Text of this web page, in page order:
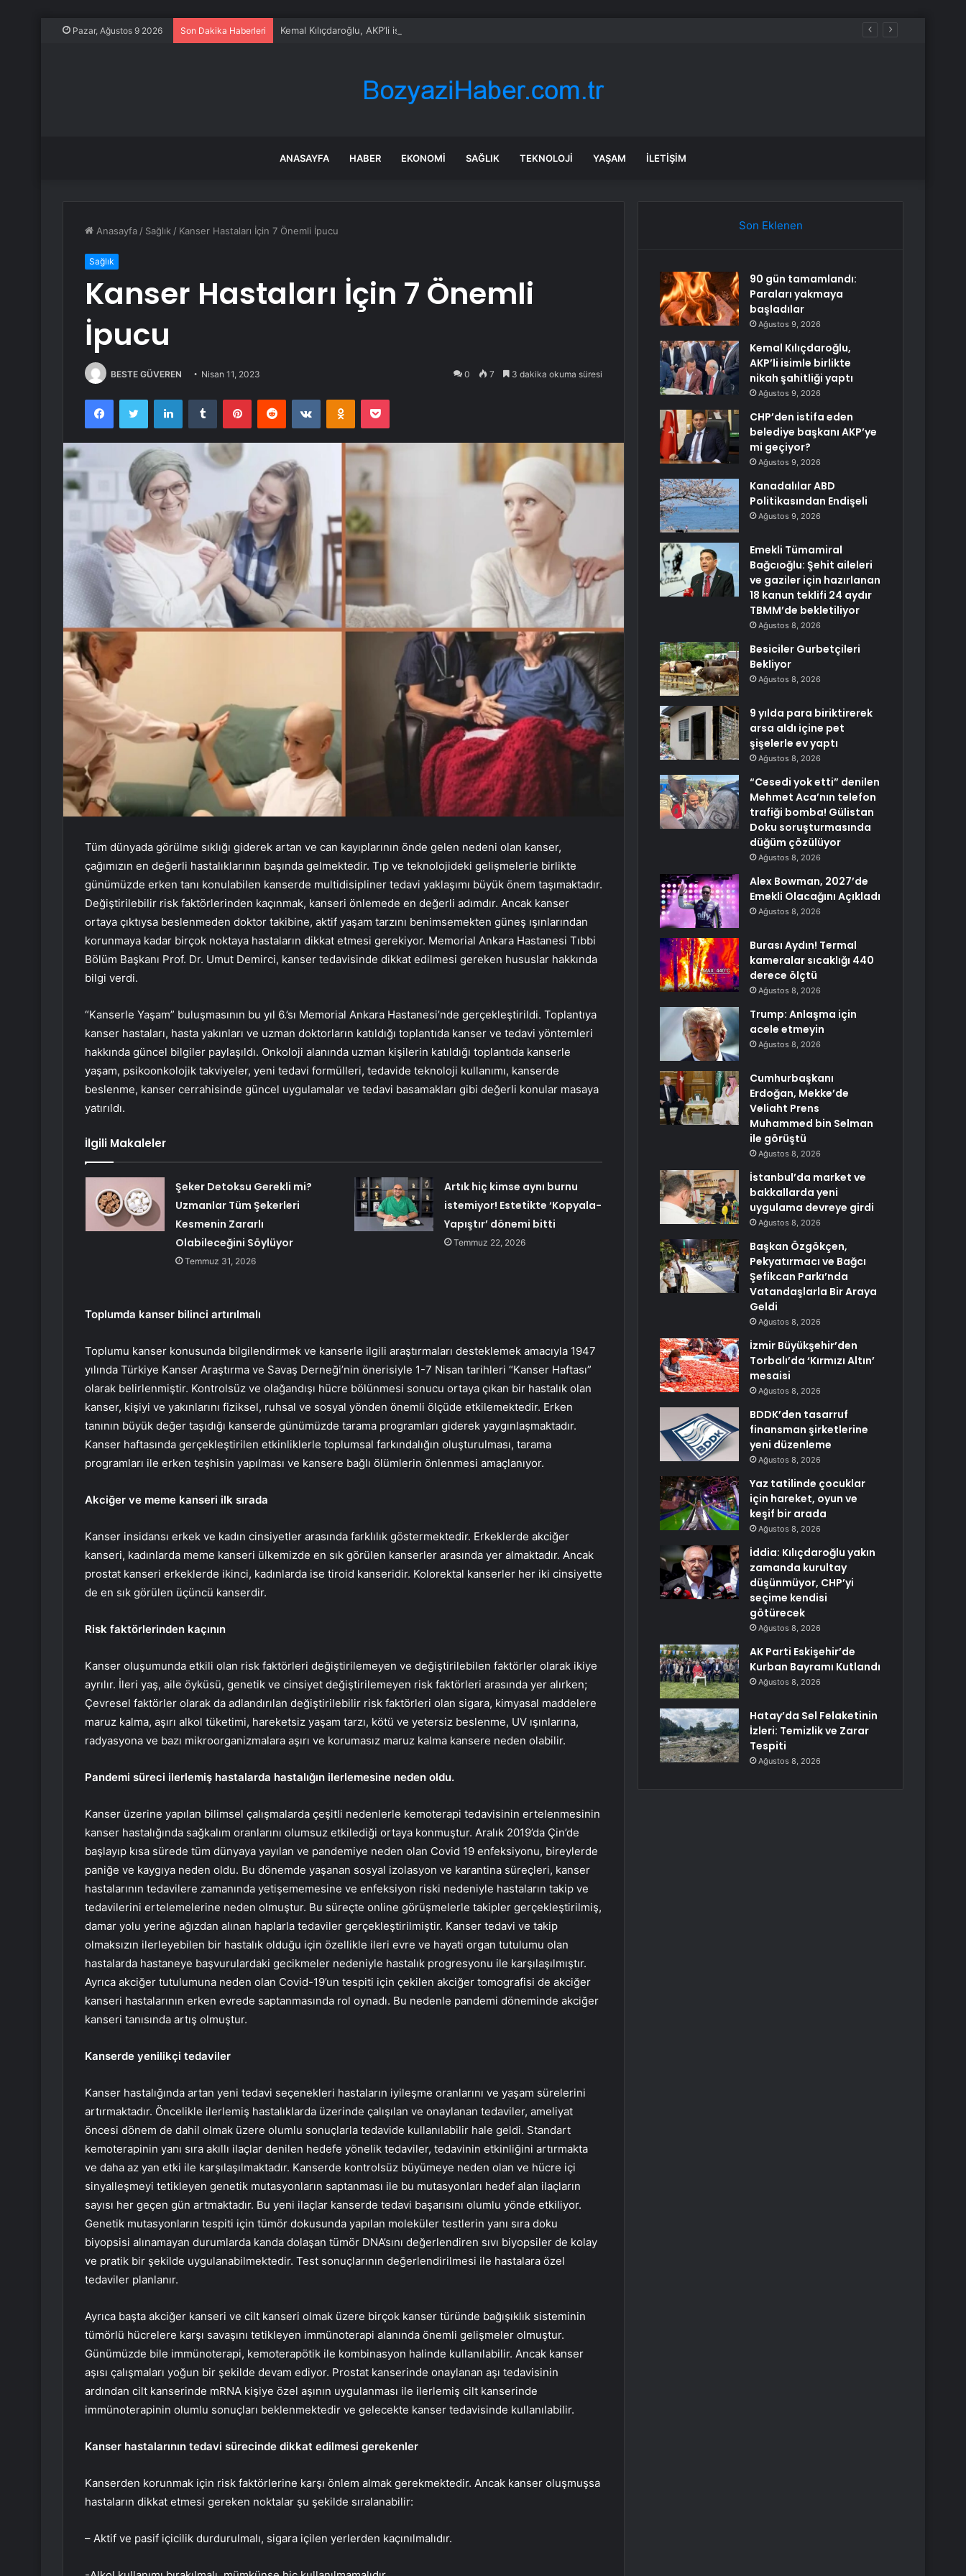
Pazar, Ağustos 9 2026 Son Dakika Haberleri Kemal Kılıçdaroğlu, AKP’li isimle birlikte nikah şahitliği yaptı
ANASAYFA HABER EKONOMI SAĞLIK TEKNOLOJI YAŞAM İLETIŞIM
Anasayfa / Sağlık / Kanser Hastaları İçin 7 Önemli İpucu
Sağlık
Kanser Hastaları İçin 7 Önemli
İpucu
BESTE GÜVEREN Nisan 11, 2023 0 7 3 dakika okuma süresi
FacebookTwitter LinkedInTumblr PinterestReddit VKontakteOdnoklassniki
Pocket
Tüm dünyada görülme sıklığı giderek artan ve can kayıplarının önde gelen nedeni olan kanser,
çağımızın en değerli hastalıklarının başında gelmektedir. Tıp ve teknolojideki gelişmelerle birlikte
günümüzde erken tanı konulabilen kanserde multidisipliner tedavi yaklaşımı büyük önem taşımaktadır.
Değiştirilebilir risk faktörlerinden kaçınmak, kanseri önlemede en değerli adımdır. Ancak kanser
ortaya çıktıysa beslenmeden doktor takibine, aktif yaşam tarzını benimsemekten güneş ışınlarından
korunmaya kadar birçok noktaya hastaların dikkat etmesi gerekiyor. Memorial Ankara Hastanesi Tıbbi
Bölüm Başkanı Prof. Dr. Umut Demirci, kanser tedavisinde dikkat edilmesi gereken hususlar hakkında
bilgi verdi.
“Kanserle Yaşam” buluşmasının bu yıl 6.’sı Memorial Ankara Hastanesi’nde gerçekleştirildi. Toplantıya
kanser hastaları, hasta yakınları ve uzman doktorların katıldığı toplantıda kanser ve tedavi yöntemleri
hakkında güncel bilgiler paylaşıldı. Onkoloji alanında uzman kişilerin katıldığı toplantıda kanserle
yaşam, psikoonkolojik takviyeler, yeni tedavi formülleri, tedavide teknoloji kullanımı, kanserde
beslenme, kanser cerrahisinde güncel uygulamalar ve tedavi basamakları gibi değerli konular masaya
yatırıldı.
İlgili Makaleler
Şeker Detoksu Gerekli mi?
Uzmanlar Tüm Şekerleri
Kesmenin Zararlı
Olabileceğini Söylüyor
Temmuz 31, 2026
Artık hiç kimse aynı burnu
istemiyor! Estetikte ‘Kopyala-
Yapıştır’ dönemi bitti
Temmuz 22, 2026
Toplumda kanser bilinci artırılmalı
Toplumu kanser konusunda bilgilendirmek ve kanserle ilgili araştırmaları desteklemek amacıyla 1947
yılında Türkiye Kanser Araştırma ve Savaş Derneği’nin önerisiyle 1-7 Nisan tarihleri ​​“Kanser Haftası”
olarak belirlenmiştir. Kontrolsüz ve olağandışı hücre bölünmesi sonucu ortaya çıkan bir hastalık olan
kanser, kişiyi ve yakınlarını fiziksel, ruhsal ve sosyal yönden önemli ölçüde etkilemektedir. Erken
tanının büyük değer taşıdığı kanserde günümüzde tarama programları giderek yaygınlaşmaktadır.
Kanser haftasında gerçekleştirilen etkinliklerle toplumsal farkındalığın oluşturulması, tarama
programları ile erken teşhisin yapılması ve kansere bağlı ölümlerin önlenmesi amaçlanıyor.
Akciğer ve meme kanseri ilk sırada
Kanser insidansı erkek ve kadın cinsiyetler arasında farklılık göstermektedir. Erkeklerde akciğer
kanseri, kadınlarda meme kanseri ülkemizde en sık görülen kanserler arasında yer almaktadır. Ancak
prostat kanseri erkeklerde ikinci, kadınlarda ise tiroid kanseridir. Kolorektal kanserler her iki cinsiyette
de en sık görülen üçüncü kanserdir.
Risk faktörlerinden kaçının
Kanser oluşumunda etkili olan risk faktörleri değiştirilemeyen ve değiştirilebilen faktörler olarak ikiye
ayrılır. İleri yaş, aile öyküsü, genetik ve cinsiyet değiştirilemeyen risk faktörleri arasında yer alırken;
Çevresel faktörler olarak da adlandırılan değiştirilebilir risk faktörleri olan sigara, kimyasal maddelere
maruz kalma, aşırı alkol tüketimi, hareketsiz yaşam tarzı, kötü ve yetersiz beslenme, UV ışınlarına,
radyasyona ve bazı mikroorganizmalara aşırı ve korumasız maruz kalma kansere neden olabilir.
Pandemi süreci ilerlemiş hastalarda hastalığın ilerlemesine neden oldu.
Kanser üzerine yapılan bilimsel çalışmalarda çeşitli nedenlerle kemoterapi tedavisinin ertelenmesinin
kanser hastalığında sağkalım oranlarını olumsuz etkilediği ortaya konmuştur. Aralık 2019’da Çin’de
başlayıp kısa sürede tüm dünyaya yayılan ve pandemiye neden olan Covid 19 enfeksiyonu, bireylerde
paniğe ve kaygıya neden oldu. Bu dönemde yaşanan sosyal izolasyon ve karantina süreçleri, kanser
hastalarının tedavilere zamanında yetişememesine ve enfeksiyon riski nedeniyle hastaların takip ve
tedavilerini ertelemelerine neden olmuştur. Bu süreçte online görüşmelerle takipler gerçekleştirilmiş,
damar yolu yerine ağızdan alınan haplarla tedaviler gerçekleştirilmiştir. Kanser tedavi ve takip
olmaksızın ilerleyebilen bir hastalık olduğu için özellikle ileri evre ve hayati organ tutulumu olan
hastalarda hastaneye başvurulardaki gecikmeler nedeniyle hastalık progresyonu ile karşılaşılmıştır.
Ayrıca akciğer tutulumuna neden olan Covid-19’un tespiti için çekilen akciğer tomografisi de akciğer
kanseri hastalarının erken evrede saptanmasında rol oynadı. Bu nedenle pandemi döneminde akciğer
kanseri tanısında artış olmuştur.
Kanserde yenilikçi tedaviler
Kanser hastalığında artan yeni tedavi seçenekleri hastaların iyileşme oranlarını ve yaşam sürelerini
artırmaktadır. Öncelikle ilerlemiş hastalıklarda üzerinde çalışılan ve onaylanan tedaviler, ameliyat
öncesi dönem de dahil olmak üzere olumlu sonuçlarla tedavide kullanılabilir hale geldi. Standart
kemoterapinin yanı sıra akıllı ilaçlar denilen hedefe yönelik tedaviler, tedavinin etkinliğini artırmakta
ve daha az yan etki ile karşılaşılmaktadır. Kanserde kontrolsüz büyümeye neden olan ve hücre içi
sinyalleşmeyi tetikleyen genetik mutasyonların saptanması ile bu mutasyonları hedef alan ilaçların
sayısı her geçen gün artmaktadır. Bu yeni ilaçlar kanserde tedavi başarısını olumlu yönde etkiliyor.
Genetik mutasyonların tespiti için tümör dokusunda yapılan moleküler testlerin yanı sıra doku
biyopsisi alınamayan durumlarda kanda dolaşan tümör DNA’sını değerlendiren sıvı biyopsiler de kolay
ve pratik bir şekilde uygulanabilmektedir. Test sonuçlarının değerlendirilmesi ile hastalara özel
tedaviler planlanır.
Ayrıca başta akciğer kanseri ve cilt kanseri olmak üzere birçok kanser türünde bağışıklık sisteminin
tümörlü hücrelere karşı savaşını tetikleyen immünoterapi alanında önemli gelişmeler olmuştur.
Günümüzde bile immünoterapi, kemoterapötik ile kombinasyon halinde kullanılabilir. Ancak kanser
aşısı çalışmaları yoğun bir şekilde devam ediyor. Prostat kanserinde onaylanan aşı tedavisinin
ardından cilt kanserinde mRNA kişiye özel aşının uygulanması ile ilerlemiş cilt kanserinde
immünoterapinin olumlu sonuçları beklenmektedir ve gelecekte kanser tedavisinde kullanılabilir.
Kanser hastalarının tedavi sürecinde dikkat edilmesi gerekenler
Kanserden korunmak için risk faktörlerine karşı önlem almak gerekmektedir. Ancak kanser oluşmuşsa
hastaların dikkat etmesi gereken noktalar şu şekilde sıralanabilir:
– Aktif ve pasif içicilik durdurulmalı, sigara içilen yerlerden kaçınılmalıdır.
Son Eklenen
90 gün tamamlandı:
Paraları yakmaya
başladılar
Ağustos 9, 2026
Kemal Kılıçdaroğlu,
AKP’li isimle birlikte
nikah şahitliği yaptı
Ağustos 9, 2026
CHP’den istifa eden
belediye başkanı AKP’ye
mi geçiyor?
Ağustos 9, 2026
Kanadalılar ABD
Politikasından Endişeli
Ağustos 9, 2026
Emekli Tümamiral
Bağcıoğlu: Şehit aileleri
ve gaziler için hazırlanan
18 kanun teklifi 24 aydır
TBMM’de bekletiliyor
Ağustos 8, 2026
Besiciler Gurbetçileri
Bekliyor
Ağustos 8, 2026
9 yılda para biriktirerek
arsa aldı içine pet
şişelerle ev yaptı
Ağustos 8, 2026
“Cesedi yok etti” denilen
Mehmet Aca’nın telefon
trafiği bomba! Gülistan
Doku soruşturmasında
düğüm çözülüyor
Ağustos 8, 2026
Alex Bowman, 2027’de
Emekli Olacağını Açıkladı
Ağustos 8, 2026
Burası Aydın! Termal
kameralar sıcaklığı 440
derece ölçtü
Ağustos 8, 2026
Trump: Anlaşma için
acele etmeyin
Ağustos 8, 2026
Cumhurbaşkanı
Erdoğan, Mekke’de
Veliaht Prens
Muhammed bin Selman
ile görüştü
Ağustos 8, 2026
İstanbul’da market ve
bakkallarda yeni
uygulama devreye girdi
Ağustos 8, 2026
Başkan Özgökçen,
Pekyatırmacı ve Bağcı
Şefikcan Parkı’nda
Vatandaşlarla Bir Araya
Geldi
Ağustos 8, 2026
İzmir Büyükşehir’den
Torbalı’da ‘Kırmızı Altın’
mesaisi
Ağustos 8, 2026
BDDK’den tasarruf
finansman şirketlerine
yeni düzenleme
Ağustos 8, 2026
Yaz tatilinde çocuklar
için hareket, oyun ve
keşif bir arada
Ağustos 8, 2026
İddia: Kılıçdaroğlu yakın
zamanda kurultay
düşünmüyor, CHP’yi
seçime kendisi
götürecek
Ağustos 8, 2026
AK Parti Eskişehir’de
Kurban Bayramı Kutlandı
Ağustos 8, 2026
Hatay’da Sel Felaketinin
İzleri: Temizlik ve Zarar
Tespiti
Ağustos 8, 2026